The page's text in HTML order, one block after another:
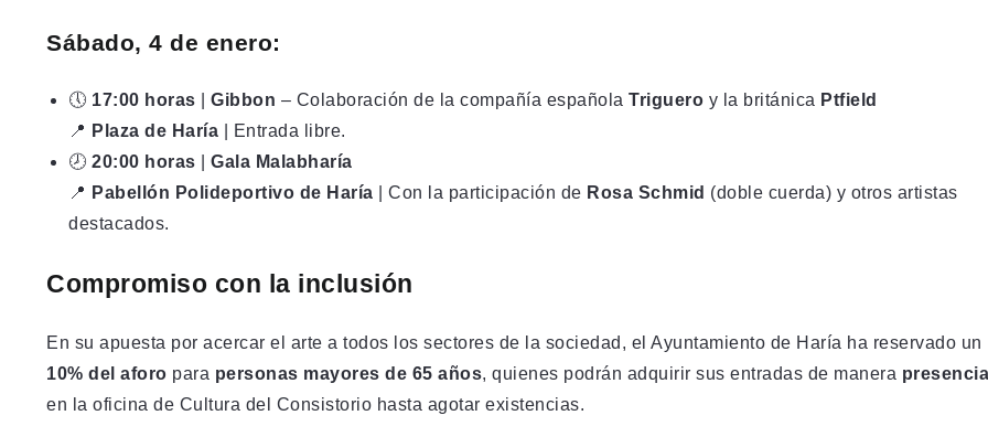
Sábado, 4 de enero:
🕔 17:00 horas Gibbon – Colaboración de la compañía española Triguero y la británica Ptfield
📍 Plaza de Haría | Entrada libre.
🕗 20:00 horas
Gala Malabharía
📍 Pabellón Polideportivo de Haría | Con la participación de Rosa Schmid (doble cuerda) y otros artistas
destacados.
Compromiso con la inclusión
En su apuesta por acercar el arte a todos los sectores de la sociedad, el Ayuntamiento de Haría ha reservado un
10% del aforo para personas mayores de 65 años, quienes podrán adquirir sus entradas de manera
en la oficina de Cultura del Consistorio hasta agotar existencias.